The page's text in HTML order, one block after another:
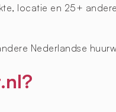
locatie en 25+
Nederlandse